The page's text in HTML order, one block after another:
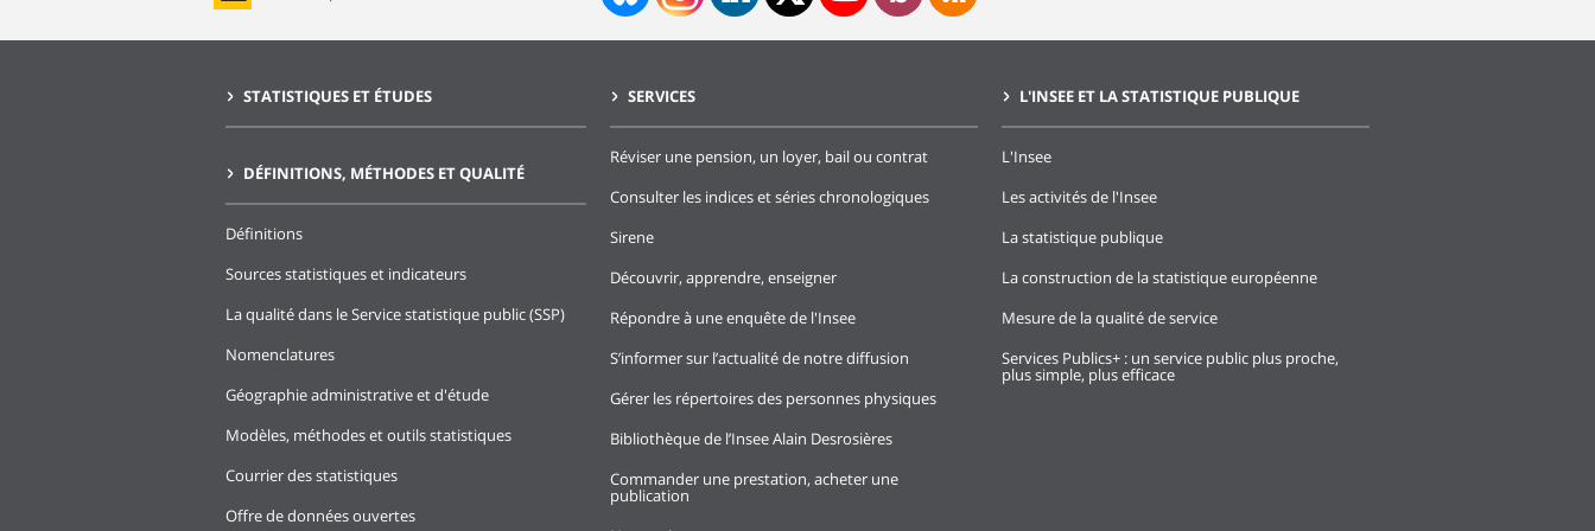
STATISTIQUES ET ÉTUDES
DÉFINITIONS, MÉTHODES ET QUALITÉ
Définitions
Sources statistiques et indicateurs
La qualité dans le Service statistique public (SSP)
Nomenclatures
Géographie administrative et d'étude
Modèles, méthodes et outils statistiques
Courrier des statistiques
Offre de données ouvertes
SERVICES
Réviser une pension, un loyer, bail ou contrat
Consulter les indices et séries chronologiques
Sirene
Découvrir, apprendre, enseigner
Répondre à une enquête de l'Insee
S’informer sur l’actualité de notre diffusion
Gérer les répertoires des personnes physiques
Bibliothèque de l’Insee Alain Desrosières
Commander une prestation, acheter une
publication
L'INSEE ET LA STATISTIQUE PUBLIQUE
L'Insee
Les activités de l'Insee
La statistique publique
La construction de la statistique européenne
Mesure de la qualité de service
Services Publics+ : un service public plus proche,
plus simple, plus efficace